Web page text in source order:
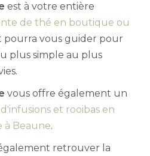
est à votre entière
de thé en boutique ou
pourra vous guider pour
plus simple au plus
vous offre également un
et rooibas en
à Beaune.
retrouver la